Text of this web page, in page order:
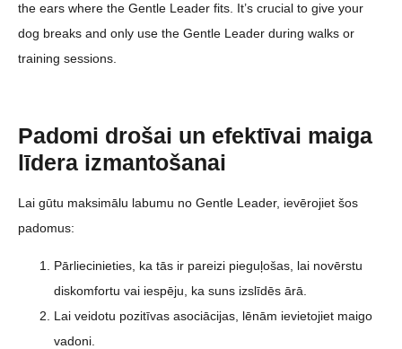
the ears where the Gentle Leader fits. It’s crucial to give your
dog breaks and only use the Gentle Leader during walks or
training sessions.
Padomi drošai un efektīvai maiga
līdera izmantošanai
Lai gūtu maksimālu labumu no Gentle Leader, ievērojiet šos
padomus:
Pārliecinieties, ka tās ir pareizi pieguļošas, lai novērstu
diskomfortu vai iespēju, ka suns izslīdēs ārā.
Lai veidotu pozitīvas asociācijas, lēnām ievietojiet maigo
vadoni.